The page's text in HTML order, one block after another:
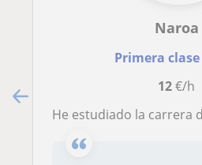
Naroa
Primera
12€/h
He estudiado la carrera de Biotecnología y he dado clases particulares